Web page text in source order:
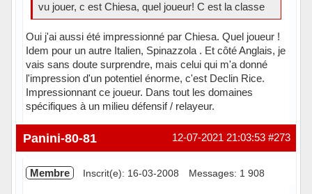
vu jouer, c est Chiesa, quel joueur! C est la classe
Oui j'ai aussi été impressionné par Chiesa. Quel joueur !
Idem pour un autre Italien, Spinazzola . Et côté Anglais, je
vais sans doute surprendre, mais celui qui m'a donné
l'impression d'un potentiel énorme, c'est Declin Rice.
Impressionnant ce joueur. Dans tout les domaines
spécifiques à un milieu défensif / relayeur.
#273
12-07-2021 21:03:53
Panini-80-81
Membre Inscrit(e): 16-03-2008 Messages: 1 908